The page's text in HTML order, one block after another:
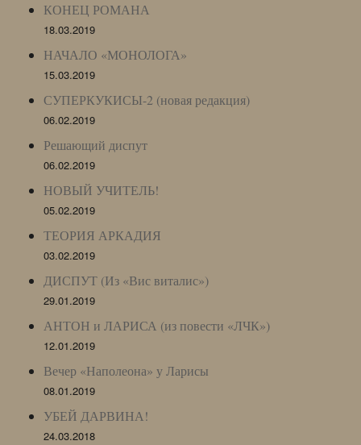
КОНЕЦ РОМАНА
18.03.2019
НАЧАЛО «МОНОЛОГА»
15.03.2019
СУПЕРКУКИСЫ-2 (новая редакция)
06.02.2019
Решающий диспут
06.02.2019
НОВЫЙ УЧИТЕЛЬ!
05.02.2019
ТЕОРИЯ АРКАДИЯ
03.02.2019
ДИСПУТ (Из «Вис виталис»)
29.01.2019
АНТОН и ЛАРИСА (из повести «ЛЧК»)
12.01.2019
Вечер «Наполеона» у Ларисы
08.01.2019
УБЕЙ ДАРВИНА!
24.03.2018